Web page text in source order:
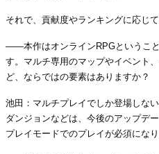
それで、貢献度やランキングに応じ
――本作はオンラインRPGというこ
す。マルチ専用のマップやイベント
ど、ならではの要素はありますか？
池田：マルチプレイでしか登場しな
ダンジョンなどは、今後のアップデ
プレイモードでのプレイが必須になり